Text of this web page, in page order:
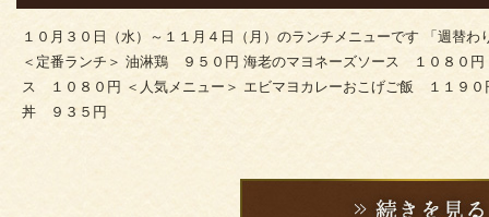
１０月３０日（水）～１１月４日（月）のランチメニューです 「週替
＜定番ランチ＞ 油淋鶏 ９５０円 海老のマヨネーズソース １０８０
ス １０８０円 ＜人気メニュー＞ エビマヨカレーおこげご飯 １１９０
丼 ９３５円